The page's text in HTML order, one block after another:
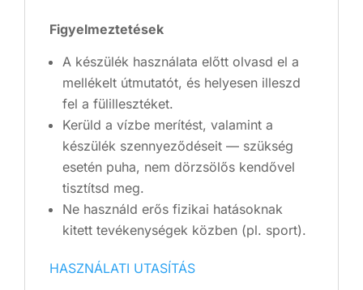
Figyelmeztetések
A készülék használata előtt olvasd el a
mellékelt útmutatót, és helyesen illeszd
fel a fülillesztéket.
Kerüld a vízbe merítést, valamint a
készülék szennyeződéseit — szükség
esetén puha, nem dörzsölős kendővel
tisztítsd meg.
Ne használd erős fizikai hatásoknak
kitett tevékenységek közben (pl. sport).
HASZNÁLATI UTASÍTÁS